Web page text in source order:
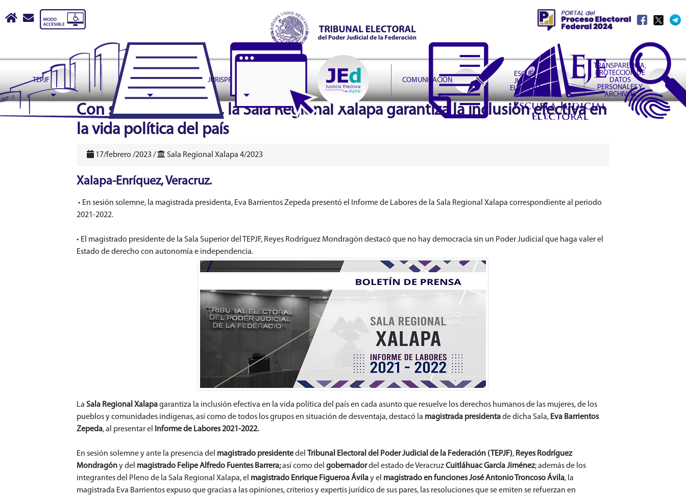
Tribunal Electoral del Poder Judicial de la Federación
Inicioescribir correo a contactoweb@te.gob.mx
TEPJF ASUNTOS JURISPRUDENCIA COMUNICACIÓN
ESCUELA
JUDICIAL
ELECTORAL
TRANSPARENCIA,
PROTECCIÓN DE
DATOS
PERSONALES Y
ARCHIVOS
header
Con sus resoluciones, la Sala Regional Xalapa garantiza la inclusión efectiva en
la vida política del país
17/febrero /2023 / Sala Regional Xalapa 4/2023
Xalapa-Enríquez, Veracruz.
• En sesión solemne, la magistrada presidenta, Eva Barrientos Zepeda presentó el Informe de Labores de la Sala Regional Xalapa correspondiente al periodo
2021-2022.
• El magistrado presidente de la Sala Superior del TEPJF, Reyes Rodríguez Mondragón destacó que no hay democracia sin un Poder Judicial que haga valer el
Estado de derecho con autonomía e independencia.
La Sala Regional Xalapagarantiza la inclusión efectiva en la vida política del país en cada asunto que resuelve los derechos humanos de las mujeres, de los
pueblos y comunidades indígenas, así como de todos los grupos en situación de desventaja, destacó la magistrada presidentade dicha Sala, Eva Barrientos
Zepeda, al presentar el Informe de Labores 2021-2022.
En sesión solemne y ante la presencia del magistrado presidentedel Tribunal Electoral del Poder Judicial de la Federación (TEPJF), Reyes Rodríguez
Mondragóny del magistrado Felipe Alfredo Fuentes Barrera;así como del gobernadordel estado de VeracruzCuitláhuac García Jiménez; además de los
integrantes del Pleno de la Sala Regional Xalapa, el magistrado Enrique Figueroa Ávilay el magistrado en funciones José Antonio Troncoso Ávila, la
magistrada Eva Barrientos expuso que gracias a las opiniones, criterios y expertis jurídico de sus pares, las resoluciones que se emiten se refuerzan en